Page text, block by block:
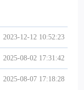
2023-12-12 10:52:23
2025-08-02 17:31:42
2025-08-07 17:18:28